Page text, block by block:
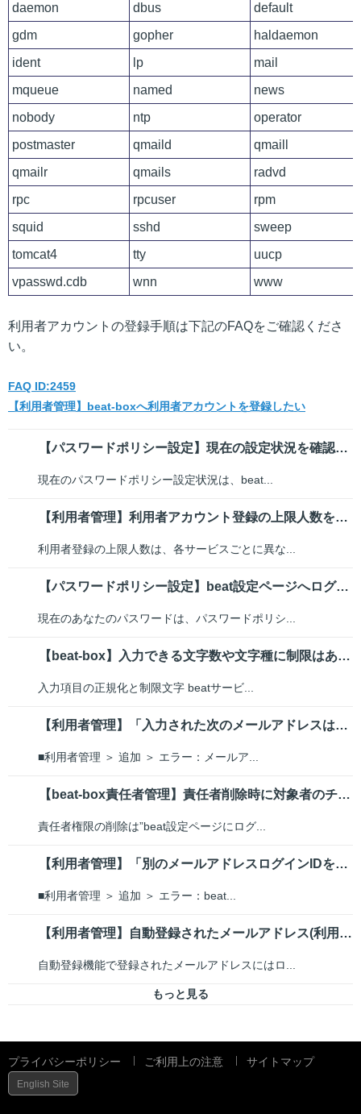
daemon
dbus
default
gdm
gopher
haldaemon
ident
lp
mail
mqueue
named
news
nobody
ntp
operator
postmaster
qmaild
qmaill
qmailr
qmails
radvd
rpc
rpcuser
rpm
squid
sshd
sweep
tomcat4
tty
uucp
vpasswd.cdb
wnn www
利用者アカウントの登録手順は下記のFAQをご確認くださ
い。
FAQ ID:2459
【利用者管理】beat-boxへ利用者アカウントを登録したい
【パスワードポリシー設定】現在の設定状況を確認したい
現在のパスワードポリシー設定状況は、beat...
【利用者管理】利用者アカウント登録の上限人数を教えてください
利用者登録の上限人数は、各サービスごとに異な...
【パスワードポリシー設定】beat設定ページへログインする際にパスワード変...
現在のあなたのパスワードは、パスワードポリシ...
【beat-box】入力できる文字数や文字種に制限はありますか？
入力項目の正規化と制限文字 beatサービ...
【利用者管理】「入力された次のメールアドレスはすでに存在しています」と表示された
■利用者管理 ＞ 追加 ＞ エラー：メールア...
【beat-box責任者管理】責任者削除時に対象者のチェックボックスがグレ...
責任者権限の削除は”beat設定ページにログ...
【利用者管理】「別のメールアドレスログインIDを入力してください」と表示される
■利用者管理 ＞ 追加 ＞ エラー：beat...
【利用者管理】自動登録されたメールアドレス(利用者)にログインIDを付与したい
自動登録機能で登録されたメールアドレスにはロ...
もっと見る
プライバシーポリシー ご利用上の注意 サイトマップ
English Site